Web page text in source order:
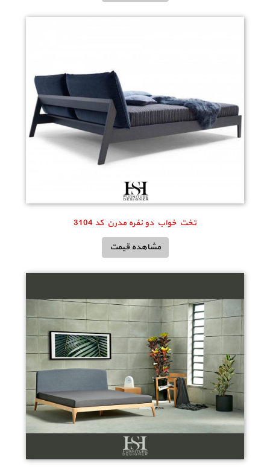
تخت خواب دو نفره مدرن کد 3104
مشاهده قیمت